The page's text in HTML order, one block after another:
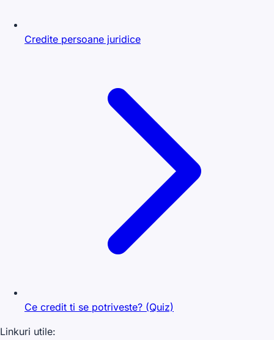
Credite persoane juridice
Ce credit ti se potriveste? (Quiz)
Linkuri utile: